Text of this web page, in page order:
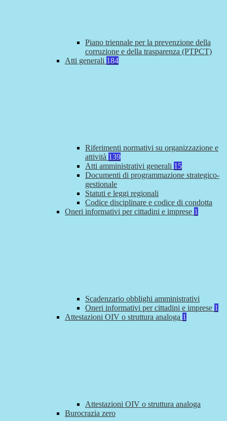
Piano triennale per la prevenzione della
corruzione e della trasparenza (PTPCT)
Atti generali 184
Riferimenti normativi su organizzazione e
attività 139
Atti amministrativi generali 15
Documenti di programmazione strategico-
gestionale
Statuti e leggi regionali
Codice disciplinare e codice di condotta
Oneri informativi per cittadini e imprese 1
Scadenzario obblighi amministrativi
Oneri informativi per cittadini e imprese 1
Attestazioni OIV o struttura analoga 1
Attestazioni OIV o struttura analoga
Burocrazia zero